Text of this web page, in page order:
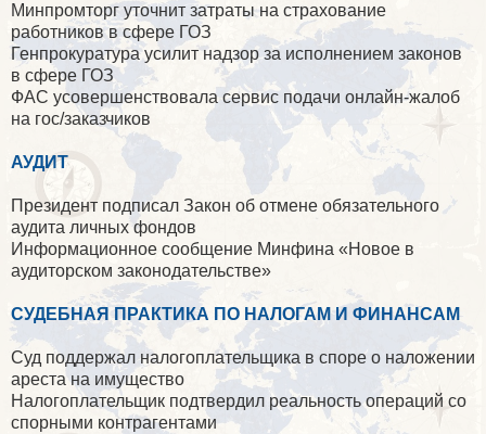
Минпромторг уточнит затраты на страхование
работников в сфере ГОЗ
Генпрокуратура усилит надзор за исполнением законов
в сфере ГОЗ
ФАС усовершенствовала сервис подачи онлайн-жалоб
на гос/заказчиков
АУДИТ
Президент подписал Закон об отмене обязательного
аудита личных фондов
Информационное сообщение Минфина «Новое в
аудиторском законодательстве»
СУДЕБНАЯ ПРАКТИКА ПО НАЛОГАМ И ФИНАНСАМ
Суд поддержал налогоплательщика в споре о наложении
ареста на имущество
Налогоплательщик подтвердил реальность операций со
спорными контрагентами